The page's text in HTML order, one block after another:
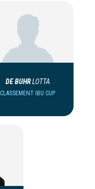
DE BUHRLOTTA
CLASSEMENT IBU CUP